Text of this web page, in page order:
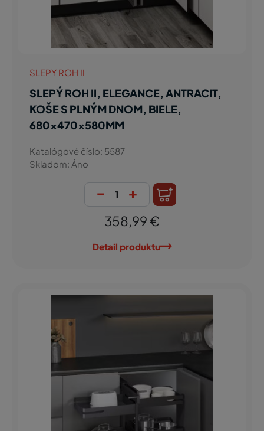
SLEPY ROH II
SLEPÝ ROH II, ELEGANCE, ANTRACIT,
KOŠE S PLNÝM DNOM, BIELE,
680x470x580MM
Katalógové číslo: 5587
Skladom: Áno
- +
358,99 €
Detail produktu